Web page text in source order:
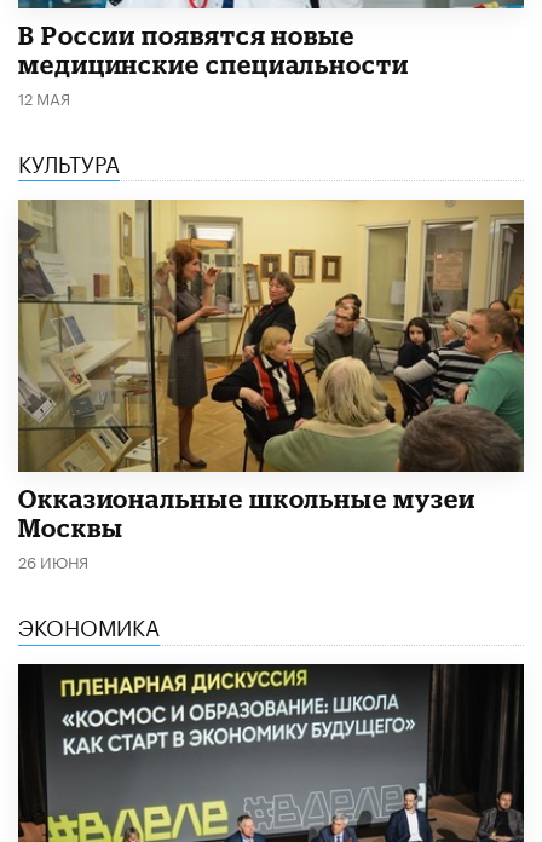
В России появятся новые
медицинские специальности
12 МАЯ
КУЛЬТУРА
​Окказиональные школьные музеи
Москвы
26 ИЮНЯ
ЭКОНОМИКА